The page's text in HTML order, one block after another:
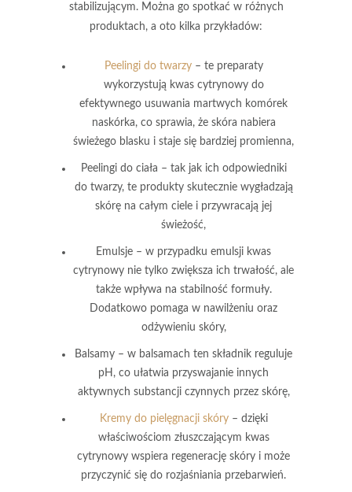
stabilizującym. Można go spotkać w różnych
produktach, a oto kilka przykładów:
Peelingi do twarzy– te preparaty
wykorzystują kwas cytrynowy do
efektywnego usuwania martwych komórek
naskórka, co sprawia, że skóra nabiera
świeżego blasku i staje się bardziej promienna,
Peelingi do ciała – tak jak ich odpowiedniki
do twarzy, te produkty skutecznie wygładzają
skórę na całym ciele i przywracają jej
świeżość,
Emulsje – w przypadku emulsji kwas
cytrynowy nie tylko zwiększa ich trwałość, ale
także wpływa na stabilność formuły.
Dodatkowo pomaga w nawilżeniu oraz
odżywieniu skóry,
Balsamy – w balsamach ten składnik reguluje
pH, co ułatwia przyswajanie innych
aktywnych substancji czynnych przez skórę,
Kremy do pielęgnacji skóry– dzięki
właściwościom złuszczającym kwas
cytrynowy wspiera regenerację skóry i może
przyczynić się do rozjaśniania przebarwień.